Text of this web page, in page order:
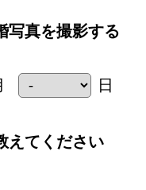
写真を撮影する
日
えてください